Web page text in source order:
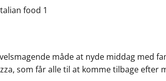
måde at nyde middag med
som får alle til at komme tilbage efter